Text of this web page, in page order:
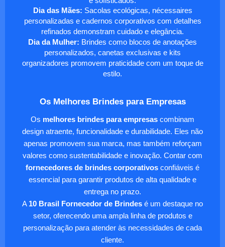
Dia das Mães: Sacolas ecológicas, nécessaires
personalizadas e cadernos corporativos com detalhes
refinados demonstram cuidado e elegância.
Dia da Mulher: Brindes como blocos de anotações
personalizados, canetas exclusivas e kits
organizadores promovem praticidade com um toque de
estilo.
Os Melhores Brindes para Empresas
Os melhores brindes para empresas combinam
design atraente, funcionalidade e durabilidade. Eles não
apenas promovem sua marca, mas também reforçam
valores como sustentabilidade e inovação. Contar com
fornecedores de brindes corporativos confiáveis é
essencial para garantir produtos de alta qualidade e
entrega no prazo.
A 10 Brasil Fornecedor de Brindes é um destaque no
setor, oferecendo uma ampla linha de produtos e
personalização para atender às necessidades de cada
cliente.